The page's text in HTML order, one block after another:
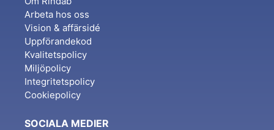
Arbeta hos oss
Vision & affärsidé
Uppförandekod
Kvalitetspolicy
Miljöpolicy
Integritetspolicy
Cookiepolicy
SOCIALA MEDIER